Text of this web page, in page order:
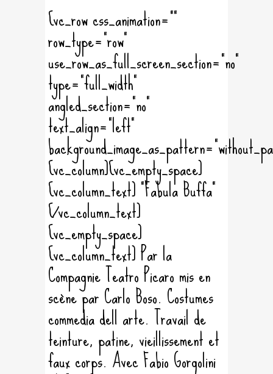
[vc_row css_animation=""
row_type="row"
use_row_as_full_screen_section="no"
type="full_width"
angled_section="no"
text_align="left"
[vc_column][vc_empty_space]
[vc_column_text] "Fabula Buffa"
[/vc_column_text]
[vc_empty_space]
[vc_column_text] Par la
Compagnie Teatro Picaro mis en
scène par Carlo Boso. Costumes
commedia dell arte. Travail de
teinture, patine, vieillissement et
faux corps. Avec Fabio Gorgolini